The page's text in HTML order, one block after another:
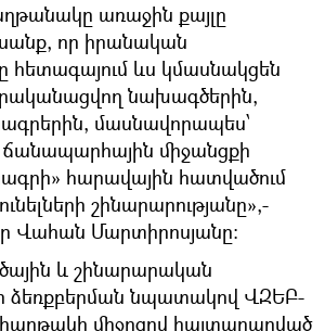
առաջին քայլը
որ իրանական
հետագայում ևս կմասնակցեն
նախագծերին,
մասնավորապես՝
ճանապարհային միջանցքի
հարավային հատվածում
շինարարությանը»,-
Վահան Մարտիրոսյանը։
և շինարարական
ձեռքբերման նպատակով ՎԶԵԲ-
հարթակի միջոցով հայտարարված